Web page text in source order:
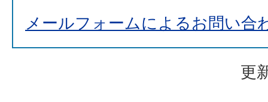
メールフォームによるお問い合
更